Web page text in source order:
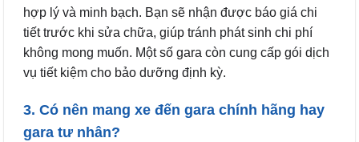
hợp lý và minh bạch. Bạn sẽ nhận được báo giá chi
tiết trước khi sửa chữa, giúp tránh phát sinh chi phí
không mong muốn. Một số gara còn cung cấp gói dịch
vụ tiết kiệm cho bảo dưỡng định kỳ.
3. Có nên mang xe đến gara chính hãng hay
gara tư nhân?